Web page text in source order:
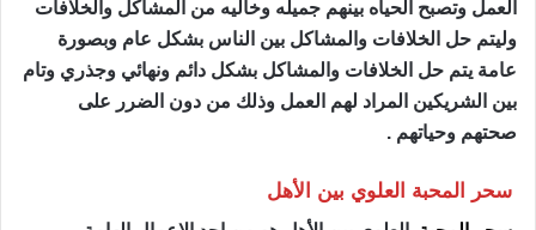
العمل وتصبح الحياه بينهم جميله وخاليه من المشاكل والخلافات
وليتم حل الخلافات والمشاكل بين الناس بشكل عام وبصورة
عامة يتم حل الخلافات والمشاكل بشكل دائم ونهائي وجذري وتام
بين الشريكين المراد لهم العمل وذلك من دون الضرر على
صحتهم وحياتهم .
سحر المحبة العلوي بين الأهل